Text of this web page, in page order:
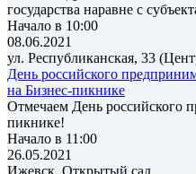
государства наравне с
Начало в 10:00
08.06.2021
ул. Республиканская, 33
День российского
на Бизнес-пикнике
Отмечаем День российского
пикнике!
Начало в 11:00
26.05.2021
Ижевск, Открытый сад